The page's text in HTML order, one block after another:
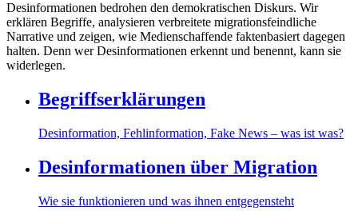
Desinformationen bedrohen den demokratischen Diskurs. Wir
erklären Begriffe, analysieren verbreitete migrationsfeindliche
Narrative und zeigen, wie Medienschaffende faktenbasiert dagegen
halten. Denn wer Desinformationen erkennt und benennt, kann sie
widerlegen.
Begriffserklärungen
Desinformation, Fehlinformation, Fake News – was ist was?
Desinformationen über Migration
Wie sie funktionieren und was ihnen entgegensteht